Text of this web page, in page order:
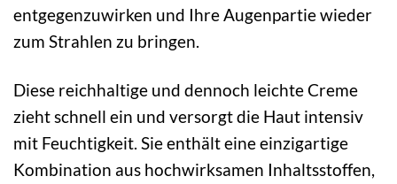
entgegenzuwirken und Ihre Augenpartie wieder
zum Strahlen zu bringen.
Diese reichhaltige und dennoch leichte Creme
zieht schnell ein und versorgt die Haut intensiv
mit Feuchtigkeit. Sie enthält eine einzigartige
Kombination aus hochwirksamen Inhaltsstoffen,